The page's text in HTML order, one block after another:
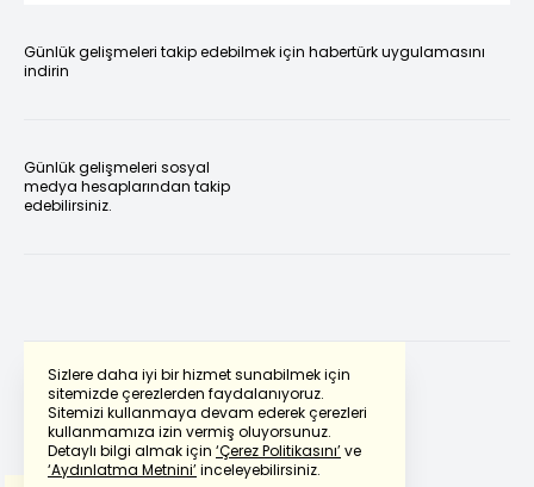
Sizlere daha iyi bir hizmet sunabilmek için
sitemizde çerezlerden faydalanıyoruz.
Sitemizi kullanmaya devam ederek çerezleri
kullanmamıza izin vermiş oluyorsunuz.
Detaylı bilgi almak için ‘Çerez Politikasını’ve
‘Aydınlatma Metnini’inceleyebilirsiniz.
Günlük gelişmeleri takip edebilmek için habertürk uygulamasını
indirin
Günlük gelişmeleri sosyal
medya hesaplarından takip
edebilirsiniz.
Powered by Translate